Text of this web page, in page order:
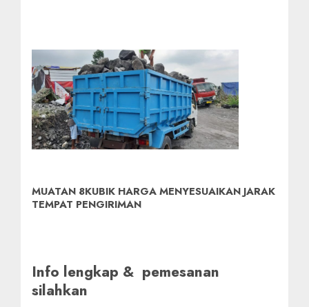
MUATAN 8KUBIK HARGA MENYESUAIKAN JARAK
TEMPAT PENGIRIMAN
Info lengkap & pemesanan
silahkan